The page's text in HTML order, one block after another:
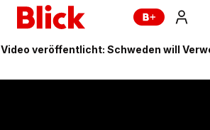
Video veröffentlicht: Schweden will